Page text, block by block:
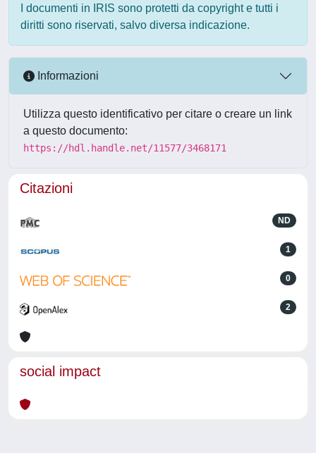
I documenti in IRIS sono protetti da copyright e tutti i
diritti sono riservati, salvo diversa indicazione.
Informazioni
Utilizza questo identificativo per citare o creare un link
a questo documento:
https://hdl.handle.net/11577/3468171
Citazioni
ND
1
0
2
social impact